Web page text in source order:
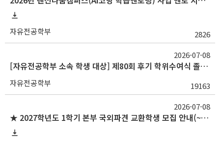
자유전공학부 2826
[자유전공학부 소속 학생 대상] 제80회 후기 학위수여식 졸업생 대표 연설자 지원 안내(2026년 8월 졸업예정자 대상) (~7/13 23:59)
자유전공학부 19163
2026-07-08
★ 2027학년도 1학기 본부 국외파견 교환학생 모집 안내(~7/22(수) 23:59)
2026-07-08